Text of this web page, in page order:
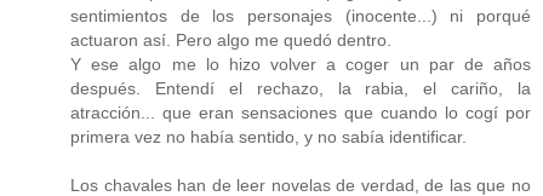
sentimientos de los personajes (inocente...) ni porqué
actuaron así. Pero algo me quedó dentro.
Y ese algo me lo hizo volver a coger un par de años
después. Entendí el rechazo, la rabia, el cariño, la
atracción... que eran sensaciones que cuando lo cogí por
primera vez no había sentido, y no sabía identificar.
Los chavales han de leer novelas de verdad, de las que no